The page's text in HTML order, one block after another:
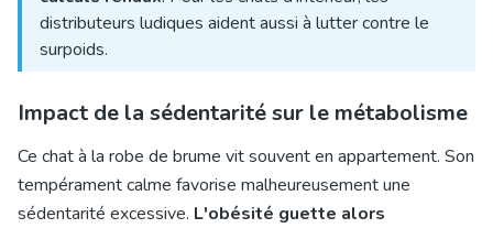
distributeurs ludiques aident aussi à lutter contre le
surpoids.
Impact de la sédentarité sur le métabolisme
Ce chat à la robe de brume vit souvent en appartement. Son
tempérament calme favorise malheureusement une
sédentarité excessive. L'obésité guette alors